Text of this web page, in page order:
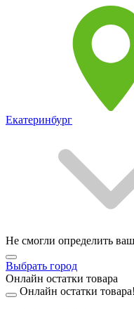
Екатеринбург
Не смогли определить
Выбрать город
Онлайн остатки товара
Онлайн остатки товара!